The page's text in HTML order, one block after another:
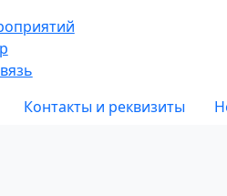
Контакты и реквизиты